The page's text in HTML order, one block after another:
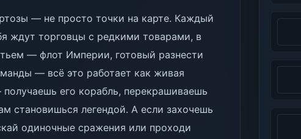
— не просто точки на карте. Каждый
ждут торговцы с редкими товарами, в
— флот Империи, готовый разнести
— всё это работает как живая
его корабль, перекрашиваешь
становишься легендой. А если захочешь
одиночные сражения или проходи